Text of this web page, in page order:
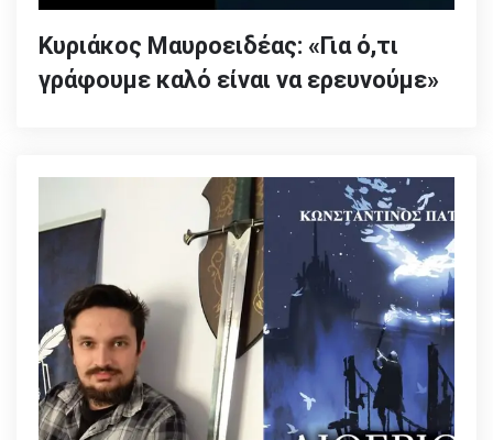
Κυριάκος Μαυροειδέας: «Για ό,τι
γράφουμε καλό είναι να ερευνούμε»